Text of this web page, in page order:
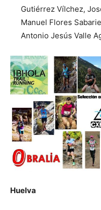
Gutiérrez Vílchez,
Manuel Flores
Antonio Jesús Valle
Huelva